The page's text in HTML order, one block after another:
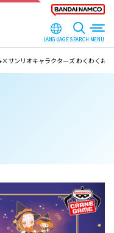
LANGUAGESEARCH
×サンリオキャラクターズ わくわくお